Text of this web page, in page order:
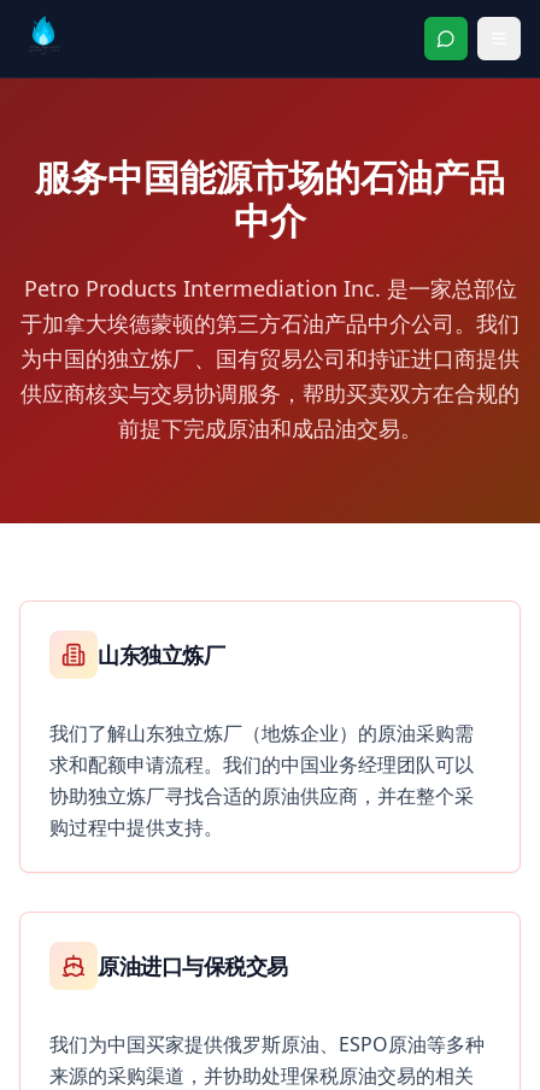
服务中国能源市场的石油产品
中介
Petro Products Intermediation Inc. 是一家总部位
于加拿大埃德蒙顿的第三方石油产品中介公司。我们
为中国的独立炼厂、国有贸易公司和持证进口商提供
供应商核实与交易协调服务，帮助买卖双方在合规的
前提下完成原油和成品油交易。
山东独立炼厂
我们了解山东独立炼厂（地炼企业）的原油采购需
求和配额申请流程。我们的中国业务经理团队可以
协助独立炼厂寻找合适的原油供应商，并在整个采
购过程中提供支持。
原油进口与保税交易
我们为中国买家提供俄罗斯原油、ESPO原油等多种
来源的采购渠道，并协助处理保税原油交易的相关